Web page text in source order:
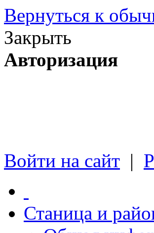
Вернуться к
Закрыть
Авторизация
Войти на сайт |
Станица и